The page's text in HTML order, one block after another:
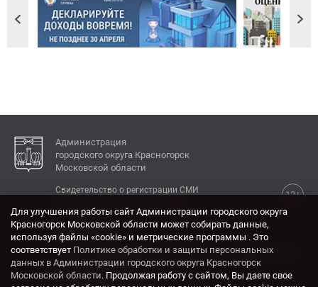
Администрация
городского округа Красногорск
Московской области
12+
Свидетельство о регистрации СМИ
КОНТАКТЫ
Адрес: 143404, Московская область, г. Красногорск,
ул. Ленина, дом 4.
Электронная почта:
Для улучшения работы сайт Администрации городского округа
Красногорск Московской области может собирать данные,
используя файлы «cookie» и метрические программы . Это
соответствует Политике обработки и защиты персональных
данных в Администрации городского округа Красногорск
Московской области. Продолжая работу с сайтом, Вы даете свое